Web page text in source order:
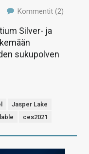
Kommentit (2)
Silver- ja
sukupolven
Jasper Lake
ces2021